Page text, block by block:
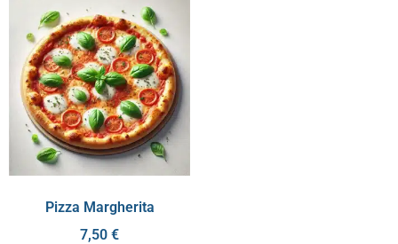
Pizza Margherita
7,50 €